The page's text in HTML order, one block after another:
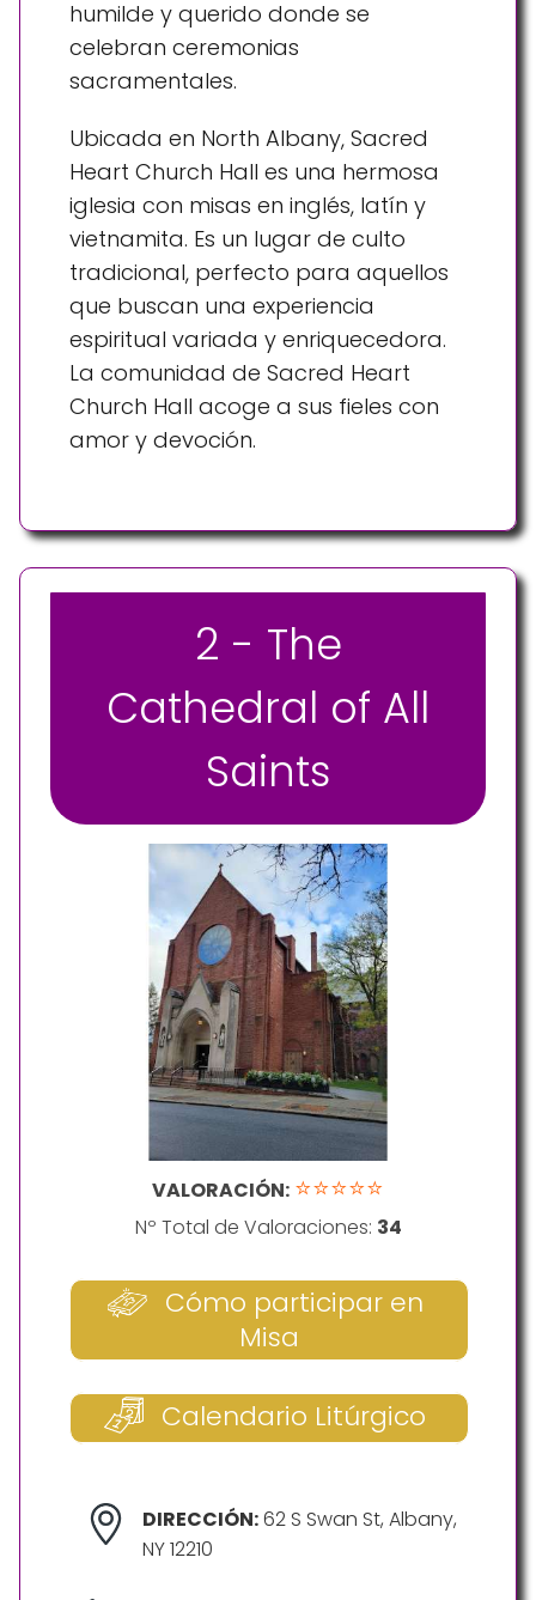
humilde y querido donde se
celebran ceremonias
sacramentales.
Ubicada en North Albany, Sacred
Heart Church Hall es una hermosa
iglesia con misas en inglés, latín y
vietnamita. Es un lugar de culto
tradicional, perfecto para aquellos
que buscan una experiencia
espiritual variada y enriquecedora.
La comunidad de Sacred Heart
Church Hall acoge a sus fieles con
amor y devoción.
2 - The
Cathedral of All
Saints
VALORACIÓN: ⭐⭐⭐⭐⭐
Nº Total de Valoraciones: 34
Cómo participar en
Misa
Calendario Litúrgico
DIRECCIÓN:62 S Swan St, Albany,
NY 12210